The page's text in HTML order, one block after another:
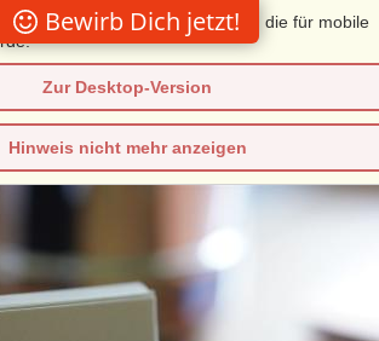
eine Version der Website, die für mobile
Zur Desktop-Version
Hinweis nicht mehr anzeigen
Bewirb Dich jetzt!